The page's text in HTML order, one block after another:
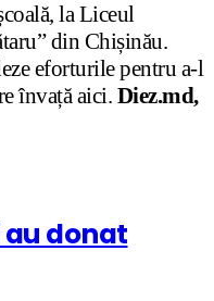
la Liceul
din Chișinău.
eforturile pentru a-l
învață aici. Diez.md,
au donat